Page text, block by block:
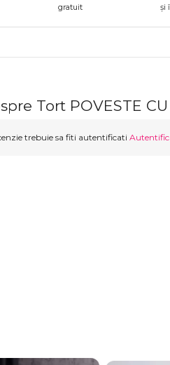
gratuit
și
Tort POVESTE CU
trebuie sa fiti autentificati